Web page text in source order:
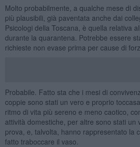
Molto probabilmente, a qualche mese di
più plausibili, già paventata anche dai
Psicologi della Toscana, è quella relativa
durante la quarantena. Potrebbe essere
richieste non evase prima per cause di
Probabile. Fatto sta che i mesi di
coppie sono stati un vero e proprio
ritmo di vita più sereno e meno caotico,
attività domestiche, per altre sono stati un
prova, e, talvolta, hanno rappresentato la
fatto traboccare il vaso.